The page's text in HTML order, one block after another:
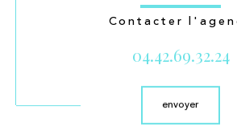
Contacter
04.42.69.32.24
envoyer